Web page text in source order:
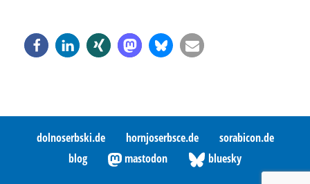
dolnoserbski.de hornjoserbsce.de
sorabicon.de
blog
mastodon bluesky